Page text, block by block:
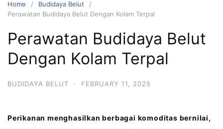
Home
Budidaya Belut
Perawatan Budidaya Belut Dengan Kolam Terpal
Perawatan Budidaya Belut
Dengan Kolam Terpal
BUDIDAYA BELUT · FEBRUARY 11, 2025
Perikanan menghasilkan berbagai komoditas bernilai,